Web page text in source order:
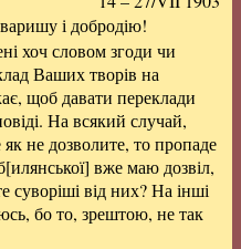
і добродію!
хоч словом згоди чи
Ваших творів на
щоб давати переклади
На всякий случай,
не дозволите, то пропаде
вже маю дозвіл,
суворіші від них? На інші
бо то, зрештою, не так